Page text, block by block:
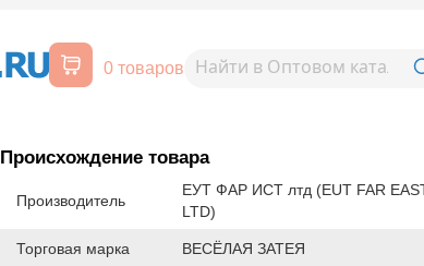
0 товаров
1102-3034
Происхождение товара
Производитель
ЕУТ ФАР ИСТ лтд (EUT FAR
LTD)
Торговая марка ВЕСЁЛАЯ ЗАТЕЯ